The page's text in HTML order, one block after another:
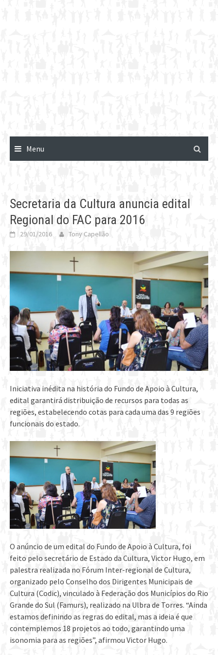
Menu
Secretaria da Cultura anuncia edital
Regional do FAC para 2016
29/01/2016 Tony Capellão
Iniciativa inédita na história do Fundo de Apoio à Cultura,
edital garantirá distribuição de recursos para todas as
regiões, estabelecendo cotas para cada uma das 9 regiões
funcionais do estado.
O anúncio de um edital do Fundo de Apoio à Cultura, foi
feito pelo secretário de Estado da Cultura, Victor Hugo, em
palestra realizada no Fórum Inter-regional de Cultura,
organizado pelo Conselho dos Dirigentes Municipais de
Cultura (Codic), vinculado à Federação dos Municípios do Rio
Grande do Sul (Famurs), realizado na Ulbra de Torres. “Ainda
estamos definindo as regras do edital, mas a ideia é que
contemplemos 18 projetos ao todo, garantindo uma
isonomia para as regiões”, afirmou Victor Hugo.